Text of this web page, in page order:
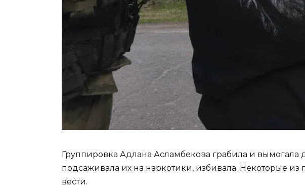
Группировка Адлана Асламбекова грабила и вымогала
подсаживала их на наркотики, избивала. Некоторые из
вести.